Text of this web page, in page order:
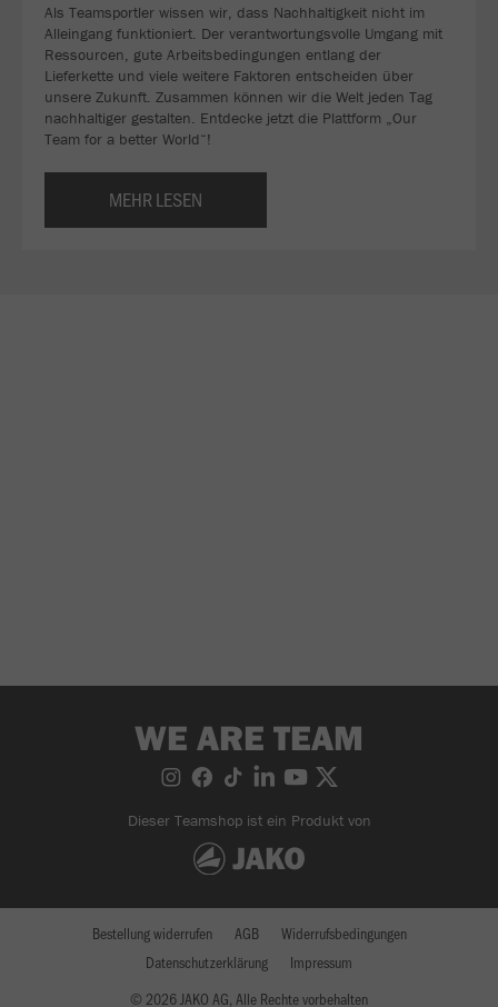
Als Teamsportler wissen wir, dass Nachhaltigkeit nicht im
Alleingang funktioniert. Der verantwortungsvolle Umgang mit
Ressourcen, gute Arbeitsbedingungen entlang der
Lieferkette und viele weitere Faktoren entscheiden über
unsere Zukunft. Zusammen können wir die Welt jeden Tag
nachhaltiger gestalten. Entdecke jetzt die Plattform „Our
Team for a better World“!
MEHR LESEN
WE ARE TEAM
Dieser Teamshop ist ein Produkt von
© 2026 JAKO AG, Alle Rechte vorbehalten
Bestellung widerrufen AGB
Widerrufsbedingungen
Datenschutzerklärung
Impressum